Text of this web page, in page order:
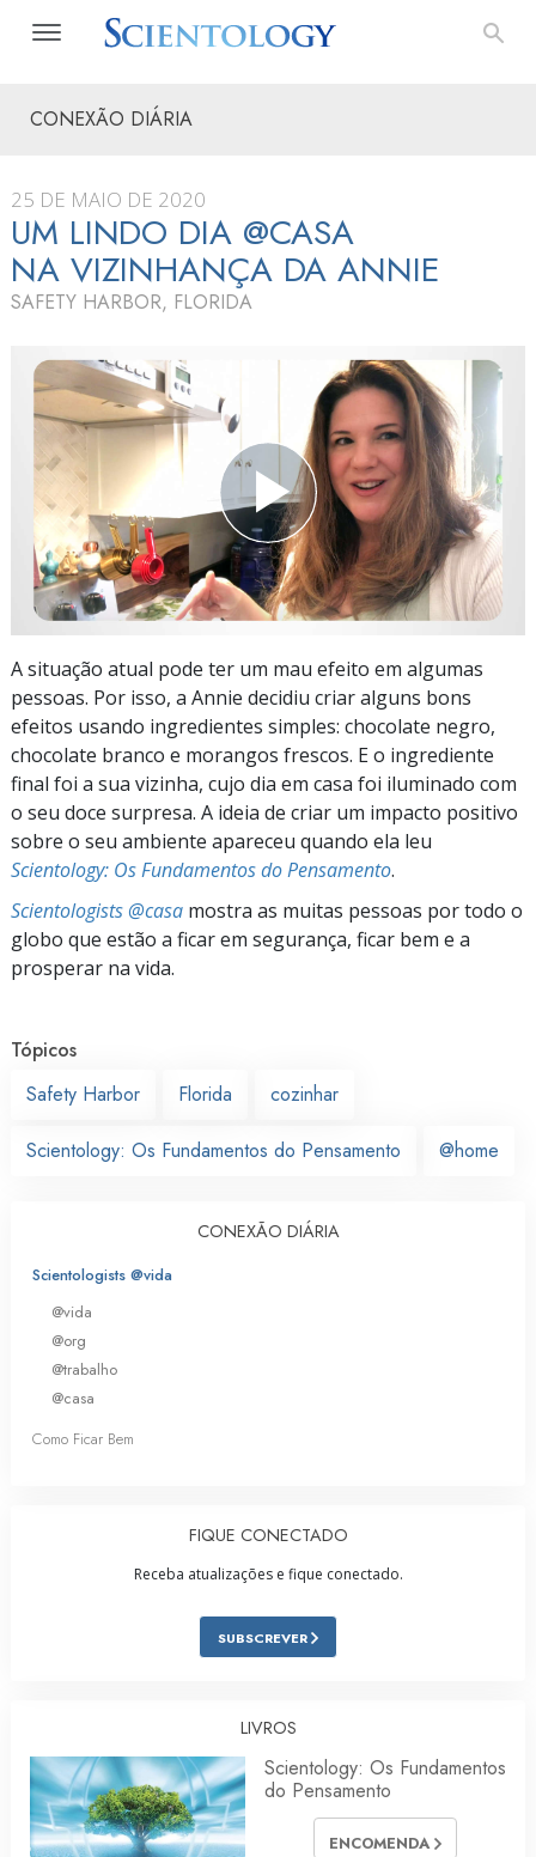
CONEXÃO DIÁRIA
25 DE MAIO DE 2020
UM LINDO DIA @CASA
NA VIZINHANÇA DA ANNIE
SAFETY HARBOR, FLORIDA
A situação atual pode ter um mau efeito em algumas
pessoas. Por isso, a Annie decidiu criar alguns bons
efeitos usando ingredientes simples: chocolate negro,
chocolate branco e morangos frescos. E o ingrediente
final foi a sua vizinha, cujo dia em casa foi iluminado com
o seu doce surpresa. A ideia de criar um impacto positivo
sobre o seu ambiente apareceu quando ela leu
Scientology: Os Fundamentos do Pensamento.
Scientologists @casa mostra as muitas pessoas por todo o
globo que estão a ficar em segurança, ficar bem e a
prosperar na vida.
Tópicos
Safety Harbor
Florida cozinhar
Scientology: Os Fundamentos do Pensamento @home
CONEXÃO DIÁRIA
Scientologists @vida
@vida
@org
@trabalho
@casa
Como Ficar Bem
FIQUE CONECTADO
Receba atualizações e fique conectado.
SUBSCREVER
LIVROS
Scientology: Os Fundamentos
do Pensamento
ENCOMENDA